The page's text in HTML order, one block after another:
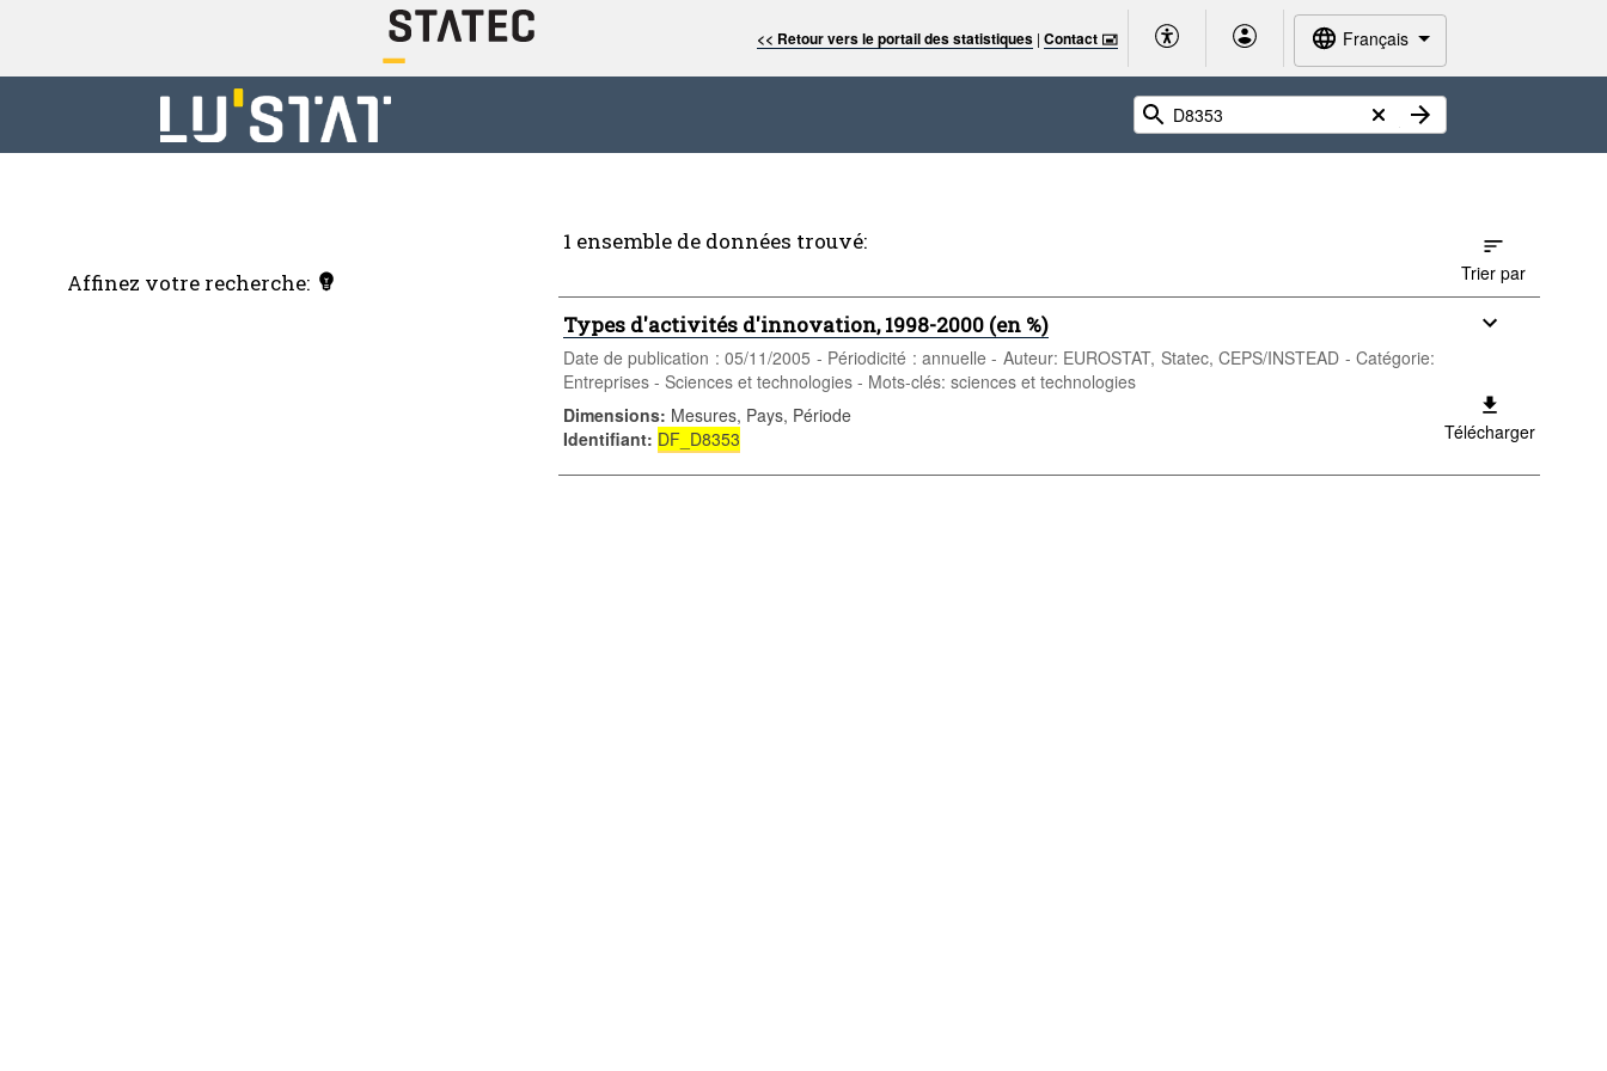
<< Retour vers le portail des statistiques |Contact 🖃 Français
Affinez votre recherche:
1 ensemble de données trouvé:
Trier par
Types d'activités d'innovation, 1998-2000 (en %)
Date de publication : 05/11/2005 - Périodicité : annuelle - Auteur: EUROSTAT, Statec, CEPS/INSTEAD - Catégorie:
Entreprises - Sciences et technologies - Mots-clés: sciences et technologies
Dimensions: Mesures, Pays, Période
Identifiant: DF_D8353 Télécharger